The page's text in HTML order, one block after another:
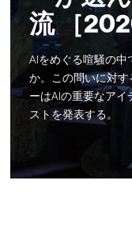
流 ［
AIをめぐる喧騒の
か。この問いに対す
ーはAIの重要なアイ
ストを発表する。